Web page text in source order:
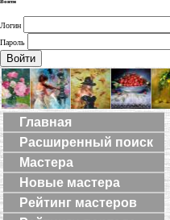
Логин
Пароль
Войти
Главная
Расширенный поиск
Мастера
Новые мастера
Рейтинг мастеров